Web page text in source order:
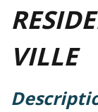
VILLE